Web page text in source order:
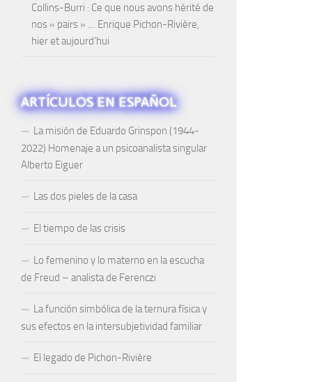
Collins-Burri : Ce que nous avons hérité de
nos « pairs » … Enrique Pichon-Rivière,
hier et aujourd’hui
ARTÍCULOS EN ESPAÑOL
La misión de Eduardo Grinspon (1944-
2022) Homenaje a un psicoanalista singular
Alberto Eiguer
Las dos pieles de la casa
El tiempo de las crisis
Lo femenino y lo materno en la escucha
de Freud – analista de Ferenczi
La función simbólica de la ternura física y
sus efectos en la intersubjetividad familiar
El legado de Pichon-Rivière